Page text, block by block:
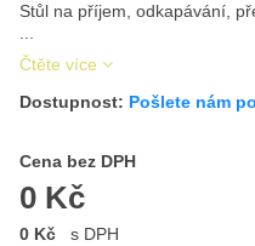
Stůl na příjem, odkapávání,
Čtěte více
Dostupnost: Pošlete nám
Cena bez DPH
0 Kč
Cena s DPH
0 Kč s DPH